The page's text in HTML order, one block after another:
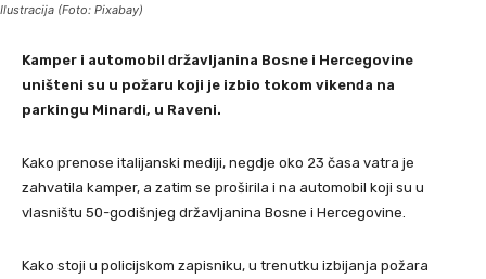
Ilustracija (Foto: Pixabay)
Kamper i automobil državljanina Bosne i Hercegovine
uništeni su u požaru koji je izbio tokom vikenda na
parkingu Minardi, u Raveni.
Kako prenose italijanski mediji, negdje oko 23 časa vatra je
zahvatila kamper, a zatim se proširila i na automobil koji su u
vlasništu 50-godišnjeg državljanina Bosne i Hercegovine.
Kako stoji u policijskom zapisniku, u trenutku izbijanja požara